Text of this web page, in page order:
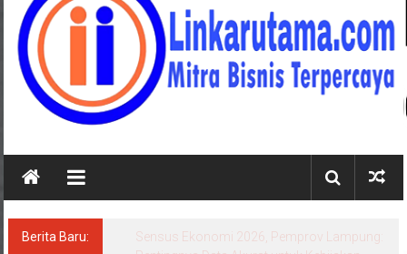
LINKARUTAMA.COM
Mitra
Terpercaya
Berita Baru:
Sensus Ekonomi 2026, Pemprov Lampung: